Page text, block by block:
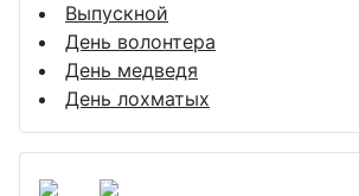
Выпускной
День волонтера
День медведя
День лохматых